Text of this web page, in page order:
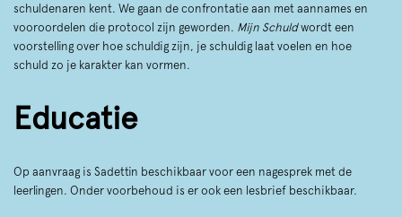
schuldenaren kent. We gaan de confrontatie aan met aannames en
vooroordelen die protocol zijn geworden. Mijn Schuldwordt een
voorstelling over hoe schuldig zijn, je schuldig laat voelen en hoe
schuld zo je karakter kan vormen.
Educatie
Op aanvraag is Sadettin beschikbaar voor een nagesprek met de
leerlingen. Onder voorbehoud is er ook een lesbrief beschikbaar.